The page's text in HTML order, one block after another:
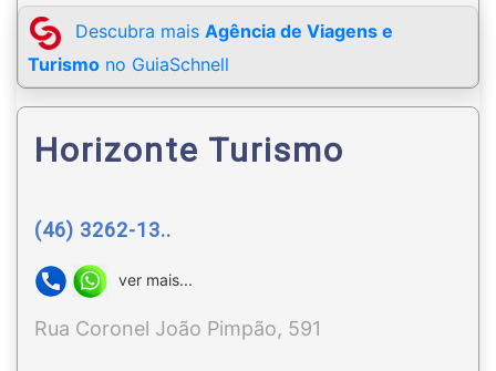
Descubra mais Agência de Viagens e
Turismo no GuiaSchnell
Horizonte Turismo
(46) 3262-13..
ver mais...
Rua Coronel João Pimpão, 591